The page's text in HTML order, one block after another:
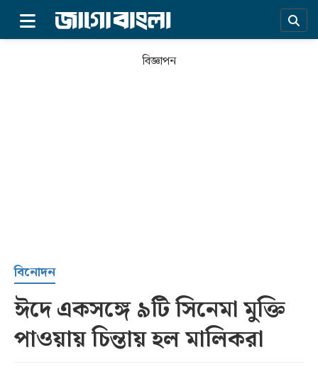
সর্বশেষ
বিজ্ঞাপন
বিনোদন
ঈদে একসঙ্গে ৯টি সিনেমা মুক্তি
পাওয়ায় চিন্তায় হল মালিকরা